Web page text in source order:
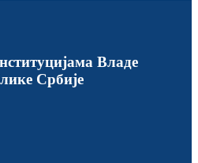
Владе
Србије